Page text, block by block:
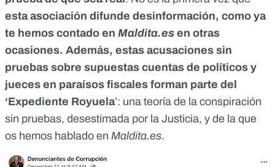
esta asociación difunde desinformación, como ya
te hemos contado en Maldita.es en otras
ocasiones. Además, estas acusaciones sin
pruebas sobre supuestas cuentas de políticos y
jueces en paraísos fiscales forman parte del
‘Expediente Royuela’: una teoría de la conspiración
sin pruebas, desestimada por la Justicia, y de la que
os hemos hablado en Maldita.es.